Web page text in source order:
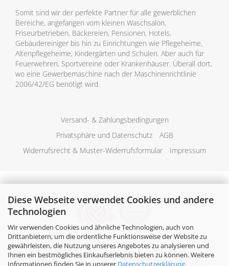
Diese Webseite verwendet Cookies und andere
Technologien
Wir verwenden Cookies und ähnliche Technologien, auch von
Drittanbietern, um die ordentliche Funktionsweise der Website zu
gewährleisten, die Nutzung unseres Angebotes zu analysieren und
Ihnen ein bestmögliches Einkaufserlebnis bieten zu können. Weitere
Informationen finden Sie in unserer Datenschutzerklärung.
Somit sind wir der perfekte Partner für alle gewerblichen
Bereiche, angefangen vom kleinen Waschsalon,
Friseurbetrieben, Bäckereien, Pensionen, Hotels,
Gebäudereiniger bis hin zu Einrichtungen wie Pflegeheime,
Altenpflegeheime, Kindergärten und Schulen. Aber auch für
Feuerwehren, Sportvereine oder Krankenhäuser. Überall dort,
wo eine Gewerbemaschine nach der Maschinenrichtlinie
2006/42/EG benötigt wird.
Versand- & Zahlungsbedingungen
Privatsphäre und Datenschutz
AGB
Widerrufsrecht & Muster-Widerrufsformular
Impressum
Alle Preise verstehen sich inklusive der gesetzlichen